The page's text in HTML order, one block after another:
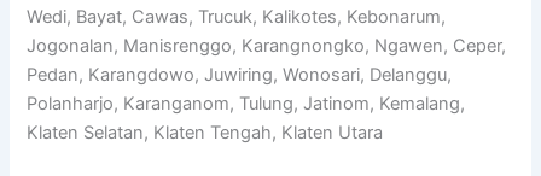
Wedi, Bayat, Cawas, Trucuk, Kalikotes, Kebonarum,
Jogonalan, Manisrenggo, Karangnongko, Ngawen, Ceper,
Pedan, Karangdowo, Juwiring, Wonosari, Delanggu,
Polanharjo, Karanganom, Tulung, Jatinom, Kemalang,
Klaten Selatan, Klaten Tengah, Klaten Utara